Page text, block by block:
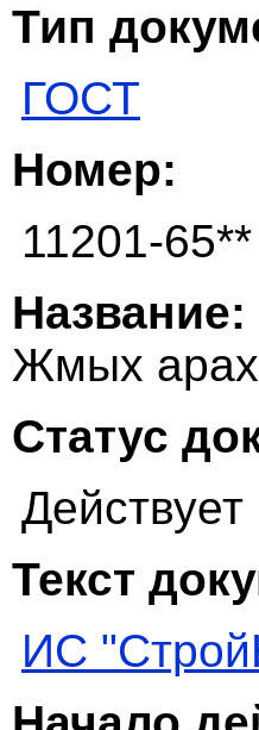
Тип
ГОСТ
Номер:
11201-65**
Название:
Жмых
Статус
Действует
Текст
ИС